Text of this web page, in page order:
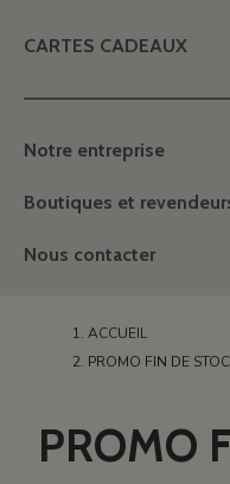
CARTES CADEAUX
Notre entreprise
Boutiques et
Nous contacter
ACCUEIL
PROMO FIN DE
PROMO